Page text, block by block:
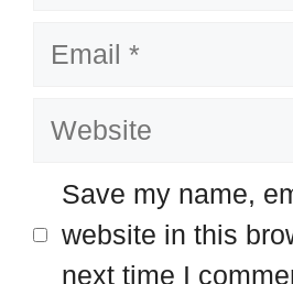
Email
Website
Save my name,
website in this
next time I